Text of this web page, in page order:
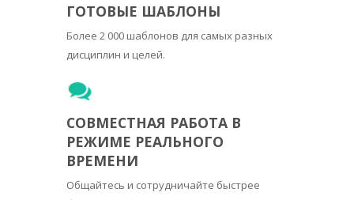
ГОТОВЫЕ ШАБЛОНЫ
Более 2 000 шаблонов для самых разных
дисциплин и целей.
СОВМЕСТНАЯ РАБОТА В
РЕЖИМЕ РЕАЛЬНОГО
ВРЕМЕНИ
Общайтесь и сотрудничайте быстрее